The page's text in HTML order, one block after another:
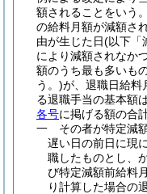
額されることをいう
の給料月額が減額さ
由が生じた日(以下「
により減額されなか
額のうち最も多いも
う。)が、退職日給料
る退職手当の基本額は
各号に掲げる額の合
一
その者が特定減
遅い日の前日に現
職したものとし、
び特定減額前給料
り計算した場合の